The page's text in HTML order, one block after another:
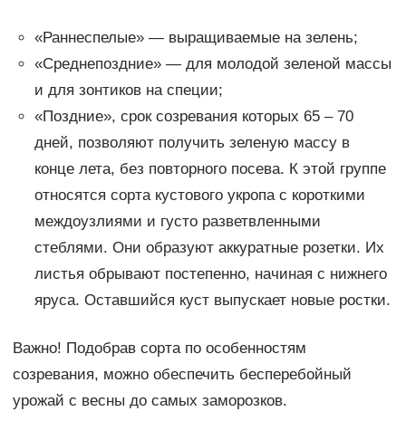
«Раннеспелые» — выращиваемые на зелень;
«Среднепоздние» — для молодой зеленой массы
и для зонтиков на специи;
«Поздние», срок созревания которых 65 – 70
дней, позволяют получить зеленую массу в
конце лета, без повторного посева. К этой группе
относятся сорта кустового укропа с короткими
междоузлиями и густо разветвленными
стеблями. Они образуют аккуратные розетки. Их
листья обрывают постепенно, начиная с нижнего
яруса. Оставшийся куст выпускает новые ростки.
Важно! Подобрав сорта по особенностям
созревания, можно обеспечить бесперебойный
урожай с весны до самых заморозков.